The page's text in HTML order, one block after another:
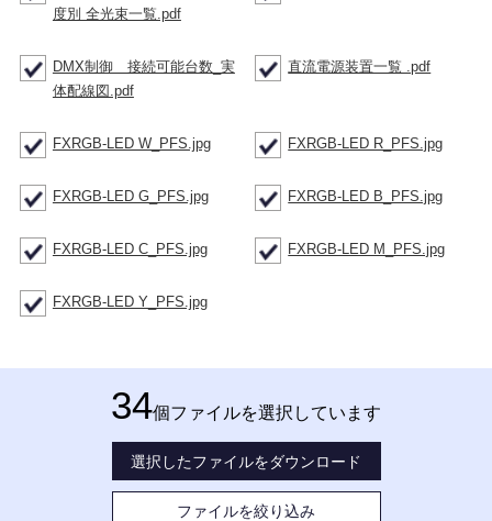
度別 全光束一覧.pdf
DMX制御 接続可能台数_実
体配線図.pdf
直流電源装置一覧 .pdf
FXRGB-LED W_PFS.jpg FXRGB-LED R_PFS.jpg
FXRGB-LED G_PFS.jpg FXRGB-LED B_PFS.jpg
FXRGB-LED C_PFS.jpg FXRGB-LED M_PFS.jpg
FXRGB-LED Y_PFS.jpg
34個ファイルを選択しています
選択したファイルをダウンロード
ファイルを絞り込み